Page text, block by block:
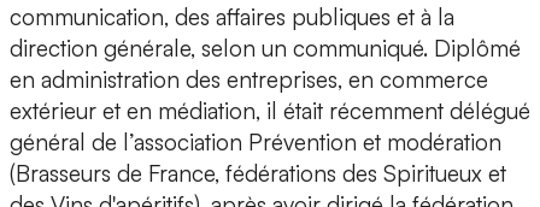
communication, des affaires publiques et à la
direction générale, selon un communiqué. Diplômé
en administration des entreprises, en commerce
extérieur et en médiation, il était récemment délégué
général de l’association Prévention et modération
(Brasseurs de France, fédérations des Spiritueux et